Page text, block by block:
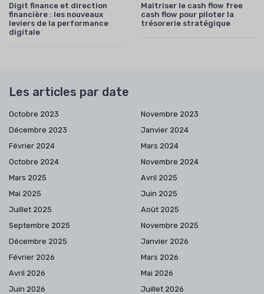
Digit finance et direction
financière : les nouveaux
leviers de la performance
digitale
Maîtriser le cash flow free
cash flow pour piloter la
trésorerie stratégique
Les articles par date
Octobre 2023
Novembre 2023
Décembre 2023
Janvier 2024
Février 2024
Mars 2024
Octobre 2024
Novembre 2024
Mars 2025
Avril 2025
Mai 2025
Juin 2025
Juillet 2025
Août 2025
Septembre 2025
Novembre 2025
Décembre 2025
Janvier 2026
Février 2026
Mars 2026
Avril 2026
Mai 2026
Juin 2026
Juillet 2026